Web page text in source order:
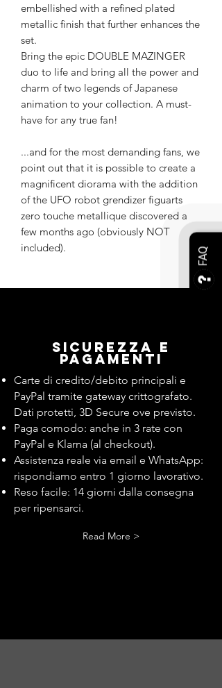
FAQ
embellished with a refined plated
metallic finish that further enhances the
set.
Bring the epic DOUBLE MAZINGER
duo to life and bring all the power and
charm of two legends of Japanese
animation to your collection. A must-
have for any true fan!
...and for the most demanding fans, we
point out that it is possible to create a
magnificent diorama with the addition
of the UFO robot grendizer figuarts
zero touche metallique discovered a
few months ago (obviously NOT
included).
Sicurezza e
pagamenti
Carte di credito/debito principali e
PayPal tramite gateway crittografato.
Dati protetti, 3D Secure ove previsto.
Paga comodo: anche in 3 rate con
PayPal e Klarna (al checkout).
Assistenza reale via email e WhatsApp:
rispondiamo entro 1 giorno lavorativo.
Reso facile: 14 giorni dalla consegna
per ripensarci.
Read More >